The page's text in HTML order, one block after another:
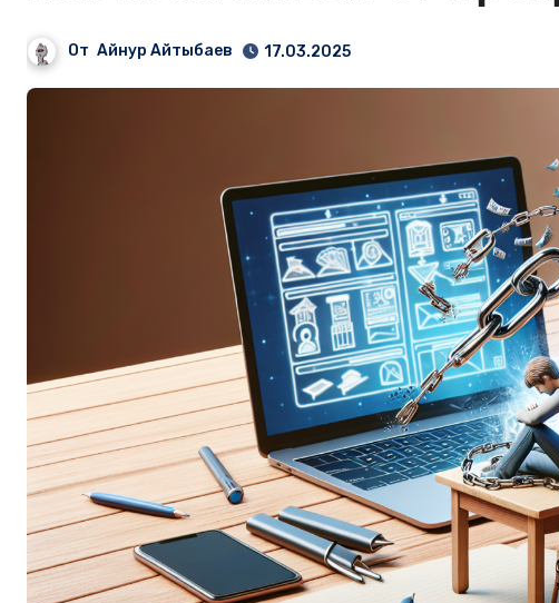
От Айнур Айтыбаев 17.03.2025